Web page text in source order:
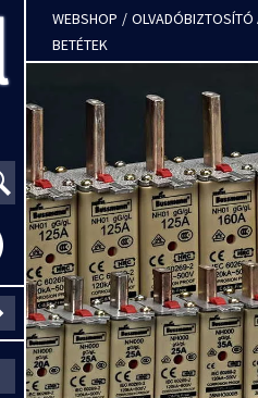
WEBSHOP /
BETÉTEK